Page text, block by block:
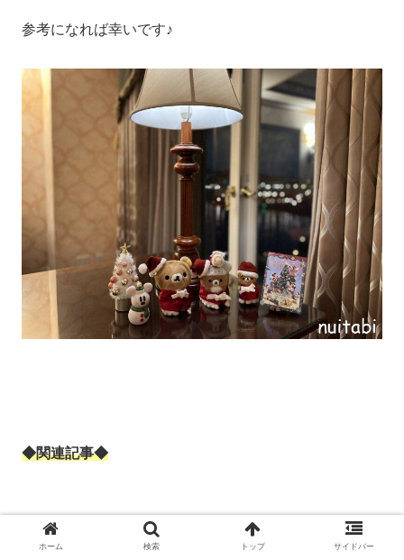
参考になれば幸いです♪
◆関連記事◆
【ミラコスタ】オチェーアノ コース テラ
ス席からビリーヴ・シーオブドリームスのシ
ホーム 検索 トップ サイドバー